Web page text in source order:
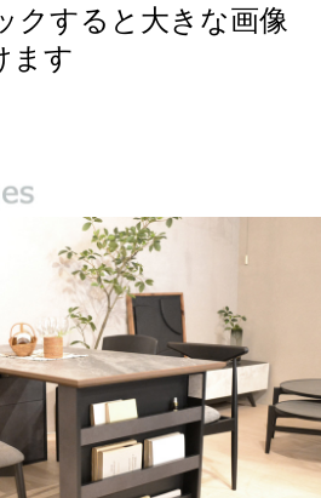
クすると大きな画像
ます